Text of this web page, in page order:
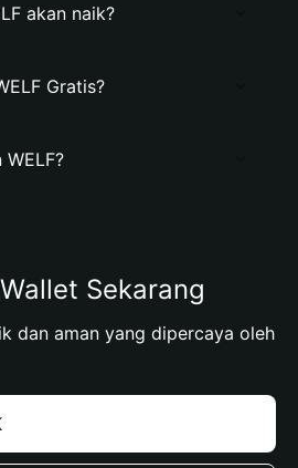
akan naik?
Gratis?
Sekarang
dan aman yang dipercaya oleh